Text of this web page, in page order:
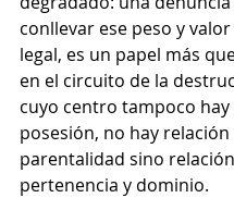
conllevar ese peso y
legal, es un papel más
en el circuito de la
cuyo centro tampoco
posesión, no hay relación
parentalidad sino
pertenencia y dominio.